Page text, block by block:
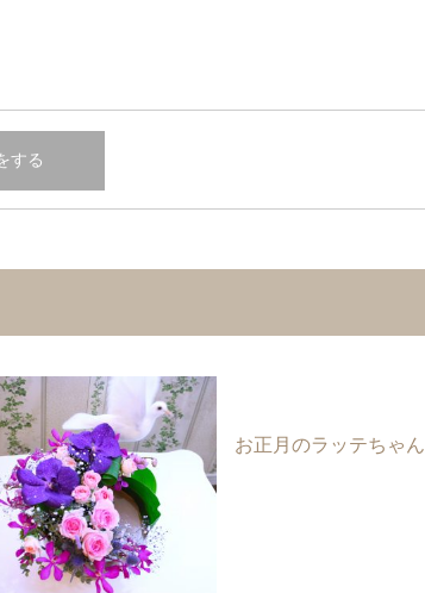
お正月のラッテちゃん